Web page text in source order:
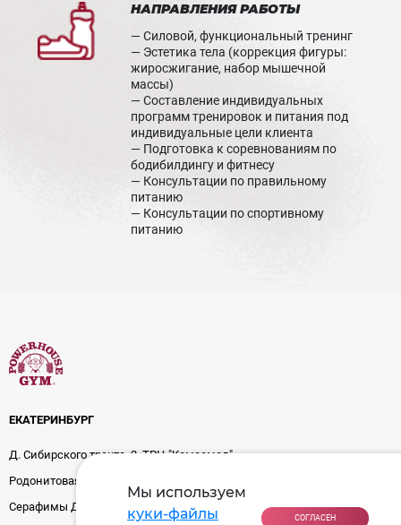
НАПРАВЛЕНИЯ РАБОТЫ
— Силовой, функциональный тренинг
— Эстетика тела (коррекция фигуры:
жиросжигание, набор мышечной
массы)
— Составление индивидуальных
программ тренировок и питания под
индивидуальные цели клиента
— Подготовка к соревнованиям по
бодибилдингу и фитнесу
— Консультации по правильному
питанию
— Консультации по спортивному
питанию
Мы используем
куки-файлы
СОГЛАСЕН
ЕКАТЕРИНБУРГ
Д. Сибирского тракта, 2, ТРЦ "Комсомол"
Родонитовая, 29
Серафимы Дерябиной, 24